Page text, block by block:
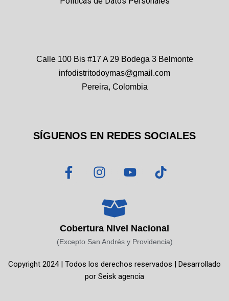
Calle 100 Bis #17 A 29 Bodega 3 Belmonte
infodistritodoymas@gmail.com
Pereira, Colombia
SÍGUENOS EN REDES SOCIALES
F
a
o
o
-
I
n
t
a
g
r
m
Y
o
b
e
T
i
k
Cobertura Nivel Nacional
(Excepto San Andrés y Providencia)
Copyright 2024 | Todos los derechos reservados | Desarrollado
por Seisk agencia